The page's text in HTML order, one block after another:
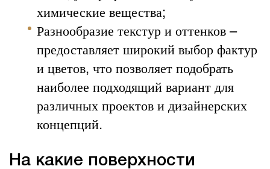
химические вещества;
Разнообразие текстур и оттенков –
предоставляет широкий выбор фактур
и цветов, что позволяет подобрать
наиболее подходящий вариант для
различных проектов и дизайнерских
концепций.
На какие поверхности